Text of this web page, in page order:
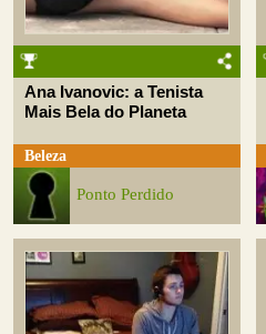
Ana Ivanovic: a Tenista
Mais Bela do Planeta
Beleza
Ponto Perdido